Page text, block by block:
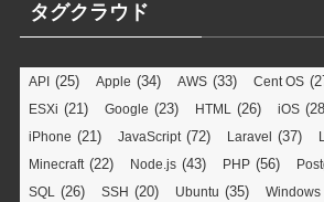
タグクラウド
API (25) Apple (34) AWS (33) Cent OS
ESXi (21) Google (23) HTML (26) iOS
iPhone (21) JavaScript(72) Laravel (37)
Minecraft(22) Node.js (43) PHP (56)
SQL (26) SSH (20) Ubuntu (35) Windows